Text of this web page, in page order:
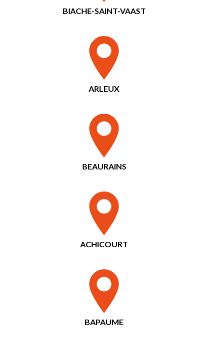
BIACHE-SAINT-VAAST
ARLEUX
BEAURAINS
ACHICOURT
BAPAUME